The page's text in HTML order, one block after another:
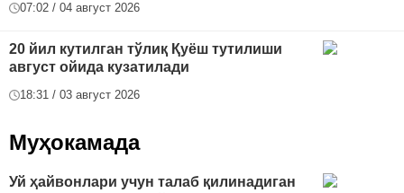
07:02 / 04 август 2026
20 йил кутилган тўлиқ Қуёш тутилиши
август ойида кузатилади
18:31 / 03 август 2026
Муҳокамада
Уй ҳайвонлари учун талаб қилинадиган